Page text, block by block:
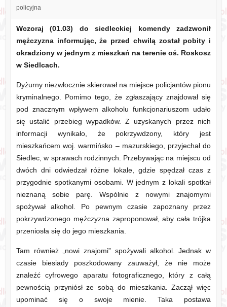
policyjna
Wczoraj (01.03) do siedleckiej komendy zadzwonił
mężczyzna informując, że przed chwilą został pobity i
okradziony w jednym z mieszkań na terenie oś. Roskosz
w Siedlcach.
Dyżurny niezwłocznie skierował na miejsce policjantów pionu
kryminalnego. Pomimo tego, że zgłaszający znajdował się
pod znacznym wpływem alkoholu funkcjonariuszom udało
się ustalić przebieg wypadków. Z uzyskanych przez nich
informacji wynikało, że pokrzywdzony, który jest
mieszkańcem woj. warmińsko – mazurskiego, przyjechał do
Siedlec, w sprawach rodzinnych. Przebywając na miejscu od
dwóch dni odwiedzał różne lokale, gdzie spędzał czas z
przygodnie spotkanymi osobami. W jednym z lokali spotkał
nieznaną sobie parę. Wspólnie z nowymi znajomymi
spożywał alkohol. Po pewnym czasie zapoznany przez
pokrzywdzonego mężczyzna zaproponował, aby cała trójka
przeniosła się do jego mieszkania.
Tam również „nowi znajomi” spożywali alkohol. Jednak w
czasie biesiady poszkodowany zauważył, że nie może
znaleźć cyfrowego aparatu fotograficznego, który z całą
pewnością przyniósł ze sobą do mieszkania. Zaczął więc
upominać się o swoje mienie. Taka postawa